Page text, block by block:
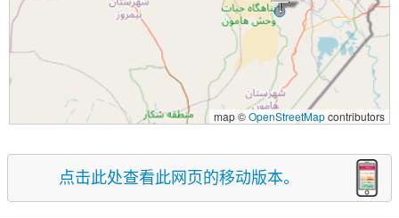
map ©OpenStreetMapcontributors
点击此处查看此网页的移动版本。